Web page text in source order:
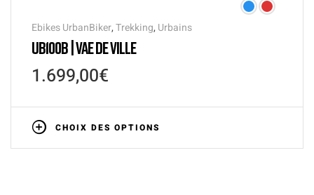
Ebikes UrbanBiker,Trekking, Urbains
UB100B | VAE DE VILLE
1.699,00€
CHOIX DES OPTIONS